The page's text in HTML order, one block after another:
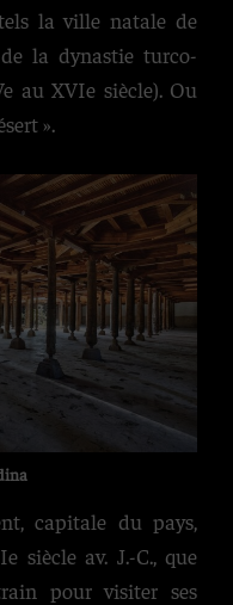
la ville natale de
la dynastie turco-
au XVIe siècle). Ou
».
capitale du pays,
siècle av. J.-C., que
pour visiter ses